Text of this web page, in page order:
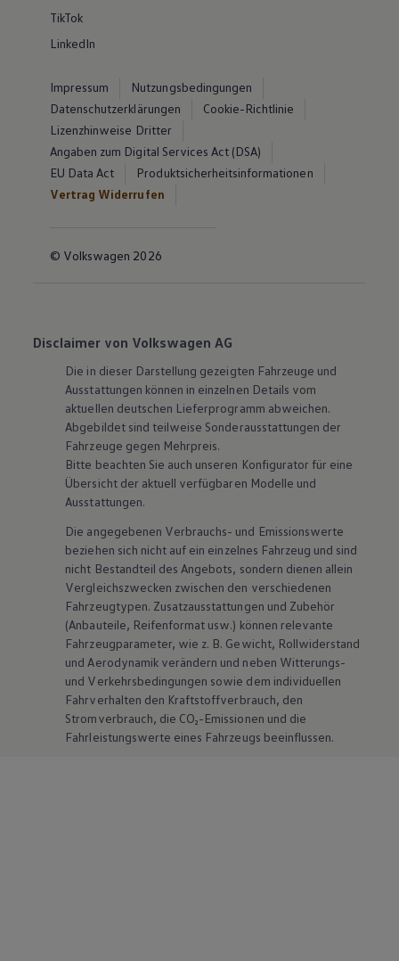
TikTok
LinkedIn
Impressum
Nutzungsbedingungen
Datenschutzerklärungen
Cookie-Richtlinie
Lizenzhinweise Dritter
Angaben zum Digital Services Act (DSA)
EU Data Act
Produktsicherheitsinformationen
Vertrag Widerrufen
© Volkswagen 2026
Disclaimer von Volkswagen AG
Die in dieser Darstellung gezeigten Fahrzeuge und
Ausstattungen können in einzelnen Details vom
aktuellen deutschen Lieferprogramm abweichen.
Abgebildet sind teilweise Sonderausstattungen der
Fahrzeuge gegen Mehrpreis.
Bitte beachten Sie auch unseren Konfigurator für eine
Übersicht der aktuell verfügbaren Modelle und
Ausstattungen.
Die angegebenen Verbrauchs- und Emissionswerte
beziehen sich nicht auf ein einzelnes Fahrzeug und sind
nicht Bestandteil des Angebots, sondern dienen allein
Vergleichszwecken zwischen den verschiedenen
Fahrzeugtypen. Zusatzausstattungen und Zubehör
(Anbauteile, Reifenformat usw.) können relevante
Fahrzeugparameter, wie z. B. Gewicht, Rollwiderstand
und Aerodynamik verändern und neben Witterungs-
und Verkehrsbedingungen sowie dem individuellen
Fahrverhalten den Kraftstoffverbrauch, den
Stromverbrauch, die CO₂-Emissionen und die
Fahrleistungswerte eines Fahrzeugs beeinflussen.